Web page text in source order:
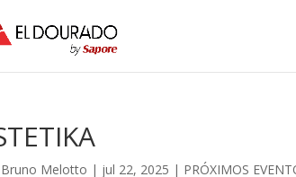
Bruno Melotto | jul 22, 2025 | PRÓXIMOS